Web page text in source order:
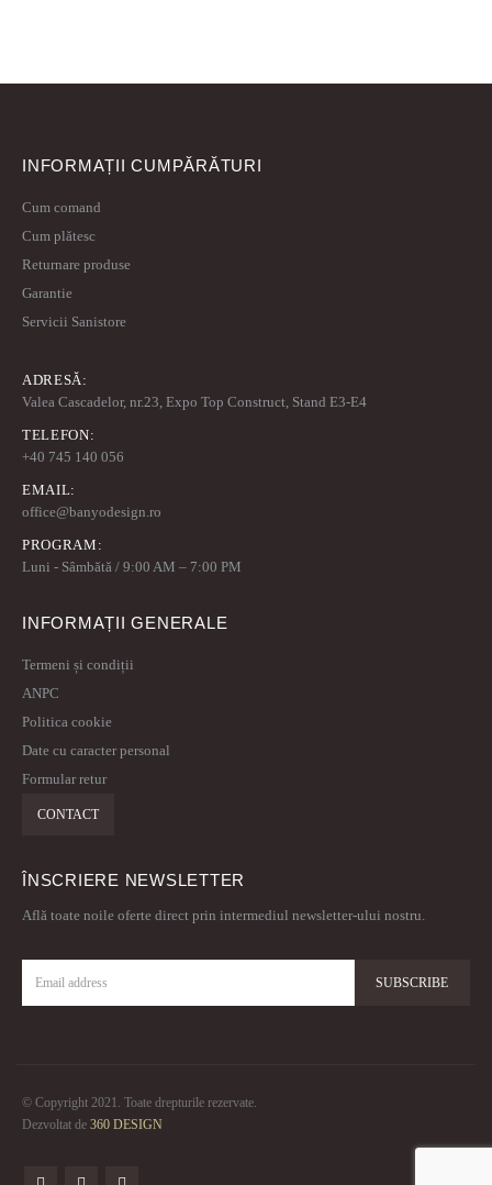
INFORMAȚII CUMPĂRĂTURI
Cum comand
Cum plătesc
Returnare produse
Garantie
Servicii Sanistore
ADRESĂ:
Valea Cascadelor, nr.23, Expo Top Construct, Stand E3-E4
TELEFON:
+40 745 140 056
EMAIL:
office@banyodesign.ro
PROGRAM:
Luni - Sâmbătă / 9:00 AM – 7:00 PM
INFORMAȚII GENERALE
Termeni și condiții
ANPC
Politica cookie
Date cu caracter personal
Formular retur
CONTACT
ÎNSCRIERE NEWSLETTER
Află toate noile oferte direct prin intermediul newsletter-ului nostru.
© Copyright 2021. Toate drepturile rezervate.
Dezvoltat de 360 DESIGN